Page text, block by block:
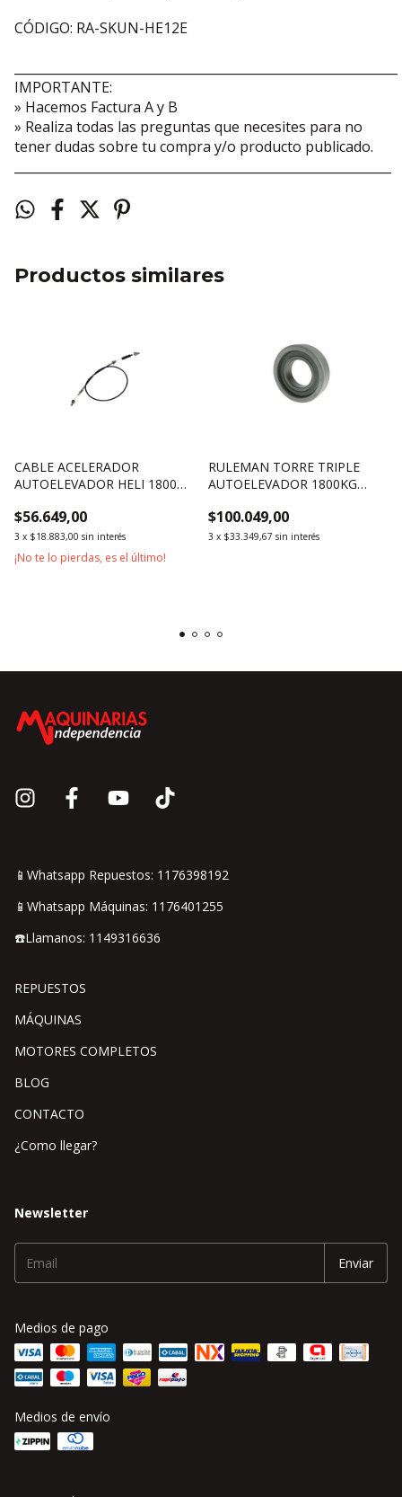
CÓDIGO: RA-SKUN-HE12E
IMPORTANTE:
» Hacemos Factura A y B
» Realiza todas las preguntas que necesites para no
tener dudas sobre tu compra y/o producto publicado.
Productos similares
CABLE ACELERADOR
AUTOELEVADOR HELI 1800KG
$56.649,00
3 x $18.883,00 sin interés
¡No te lo pierdas, es el último!
RULEMAN TORRE TRIPLE
AUTOELEVADOR 1800KG
$100.049,00
3 x $33.349,67 sin interés
📱Whatsapp Repuestos: 1176398192
📱Whatsapp Máquinas: 1176401255
☎️Llamanos: 1149316636
REPUESTOS
MÁQUINAS
MOTORES COMPLETOS
BLOG
CONTACTO
¿Como llegar?
Newsletter
Medios de pago
Medios de envío